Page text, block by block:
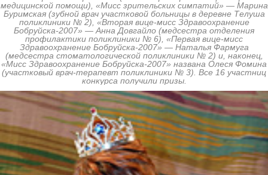
медицинской помощи), «Мисс зрительских симпатий» — Марина
Буримская (зубной врач участковой больницы в деревне Телуша
поликлиники № 2), «Вторая вице-мисс Здравоохранение
Бобруйска-2007» — Анна Довгайло (медсестра отделения
профилактики поликлиники № 6), «Первая вице-мисс
Здравоохранение Бобруйска-2007» — Наталья Фармуга
(медсестра стоматологической поликлиники № 2) и, наконец,
«Мисс Здравоохранение Бобруйска-2007» названа Олеся Фомина
(участковый врач-терапевт поликлиники № 3). Все 16 участниц
конкурса получили призы.